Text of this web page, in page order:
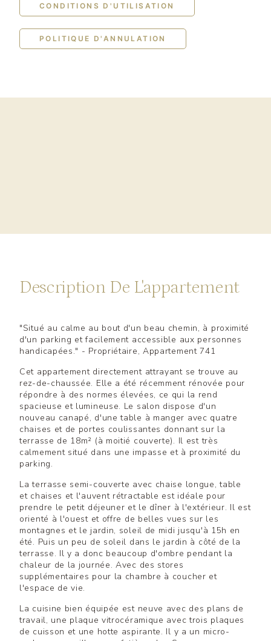
CONDITIONS D'UTILISATION
POLITIQUE D'ANNULATION
Description De L'appartement
"Situé au calme au bout d'un beau chemin, à proximité
d'un parking et facilement accessible aux personnes
handicapées." - Propriétaire, Appartement 741
Cet appartement directement attrayant se trouve au
rez-de-chaussée. Elle a été récemment rénovée pour
répondre à des normes élevées, ce qui la rend
spacieuse et lumineuse. Le salon dispose d'un
nouveau canapé, d'une table à manger avec quatre
chaises et de portes coulissantes donnant sur la
terrasse de 18m² (à moitié couverte). Il est très
calmement situé dans une impasse et à proximité du
parking.
La terrasse semi-couverte avec chaise longue, table
et chaises et l'auvent rétractable est idéale pour
prendre le petit déjeuner et le dîner à l'extérieur. Il est
orienté à l'ouest et offre de belles vues sur les
montagnes et le jardin, soleil de midi jusqu'à 15h en
été. Puis un peu de soleil dans le jardin à côté de la
terrasse. Il y a donc beaucoup d'ombre pendant la
chaleur de la journée. Avec des stores
supplémentaires pour la chambre à coucher et
l'espace de vie.
La cuisine bien équipée est neuve avec des plans de
travail, une plaque vitrocéramique avec trois plaques
de cuisson et une hotte aspirante. Il y a un micro-